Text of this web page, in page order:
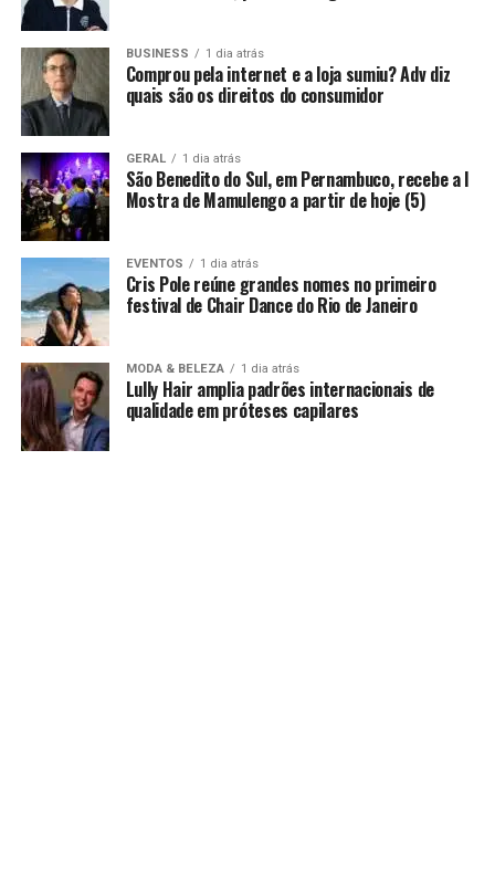
BUSINESS 1 dia atrás
Comprou pela internet e a loja sumiu? Adv diz
quais são os direitos do consumidor
GERAL 1 dia atrás
São Benedito do Sul, em Pernambuco, recebe a I
Mostra de Mamulengo a partir de hoje (5)
EVENTOS 1 dia atrás
Cris Pole reúne grandes nomes no primeiro
festival de Chair Dance do Rio de Janeiro
MODA & BELEZA 1 dia atrás
Lully Hair amplia padrões internacionais de
qualidade em próteses capilares